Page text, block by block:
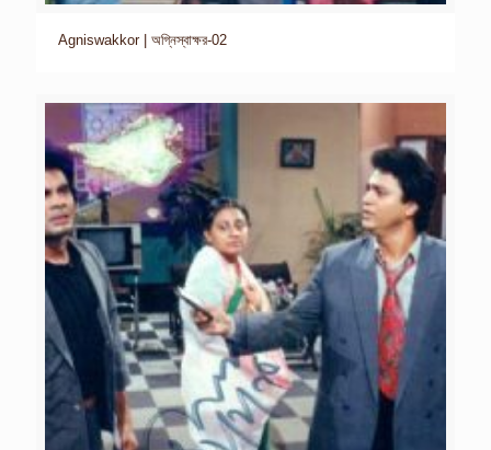
Agniswakkor | অগ্নিস্বাক্ষর-02